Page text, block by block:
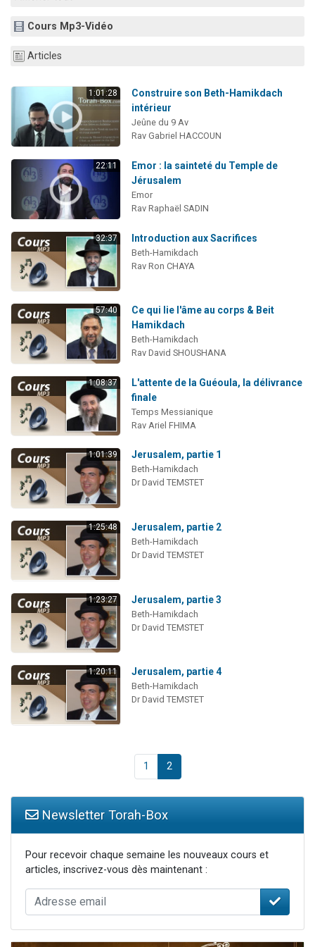
3 personnes viennent de nous rejoindre sur WhatsApp
Cours Mp3-Vidéo
Articles
1:01:28
Construire son Beth-Hamikdach
intérieur
Jeûne du 9 Av
Rav Gabriel HACCOUN
22:11
Emor : la sainteté du Temple de
Jérusalem
Emor
Rav Raphaël SADIN
32:37 Introduction aux Sacrifices
Beth-Hamikdach
Rav Ron CHAYA
57:40
Ce qui lie l'âme au corps & Beit
Hamikdach
Beth-Hamikdach
Rav David SHOUSHANA
1:08:37
L'attente de la Guéoula, la délivrance
finale
Temps Messianique
Rav Ariel FHIMA
1:01:39 Jerusalem, partie 1
Beth-Hamikdach
Dr David TEMSTET
1:25:48 Jerusalem, partie 2
Beth-Hamikdach
Dr David TEMSTET
1:23:27 Jerusalem, partie 3
Beth-Hamikdach
Dr David TEMSTET
1:20:11 Jerusalem, partie 4
Beth-Hamikdach
Dr David TEMSTET
1 2
Newsletter Torah-Box
Pour recevoir chaque semaine les nouveaux cours et
articles, inscrivez-vous dès maintenant :